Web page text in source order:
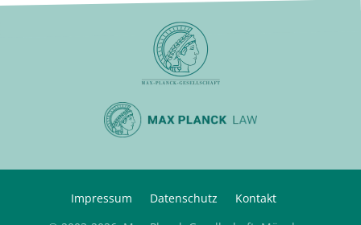
Impressum Datenschutz
Kontakt